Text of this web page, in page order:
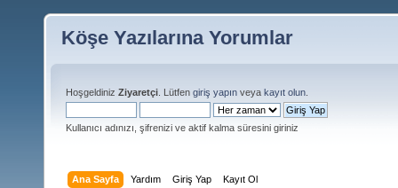
Köşe Yazılarına Yorumlar
Hoşgeldiniz Ziyaretçi . Lütfen giriş yapın veya kayıt olun
Kullanıcı adınızı, şifrenizi ve aktif kalma süresini giriniz
Ana Sayfa Yardım Giriş Yap Kayıt Ol